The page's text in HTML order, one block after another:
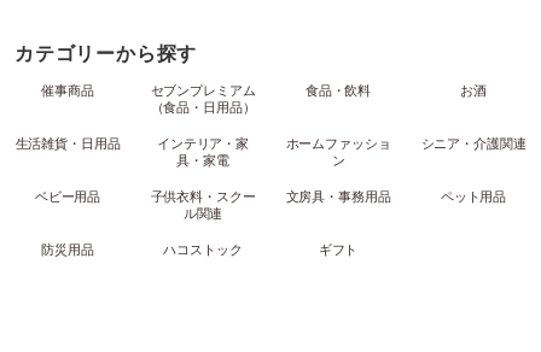
カテゴリーから探す
催事商品
セブンプレミアム
（食品・日用品）
食品・飲料 お酒
生活雑貨・日用品
インテリア・家
具・家電
ホームファッショ
ン
シニア・介護関連
ベビー用品
子供衣料・スクー
ル関連
文房具・事務用品 ペット用品
防災用品 ハコストック ギフト